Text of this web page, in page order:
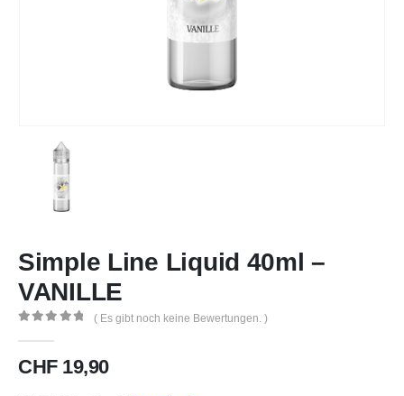
Simple Line Liquid 40ml –
VANILLE
( Es gibt noch keine Bewertungen. )
CHF19,90